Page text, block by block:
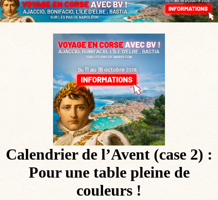
Calendrier de l’Avent (case 2) :
Pour une table pleine de
couleurs !